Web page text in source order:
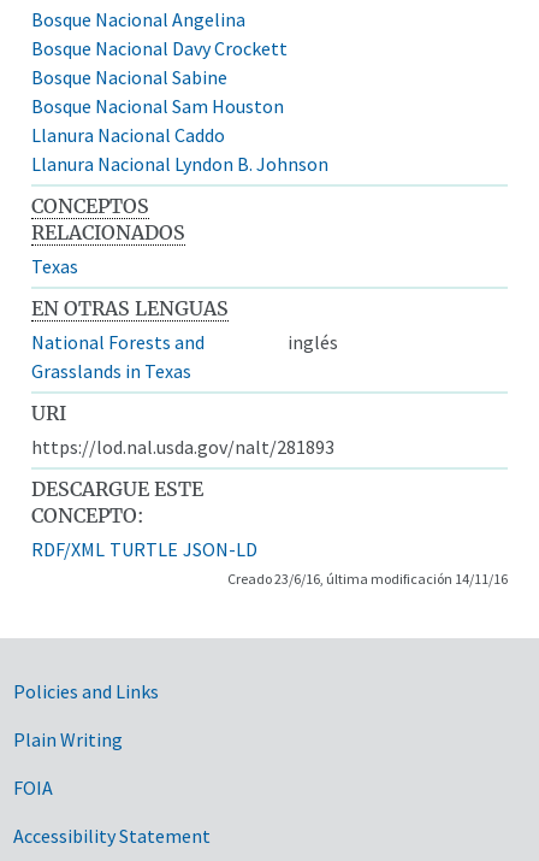
Bosque Nacional Angelina
Bosque Nacional Davy Crockett
Bosque Nacional Sabine
Bosque Nacional Sam Houston
Llanura Nacional Caddo
Llanura Nacional Lyndon B. Johnson
CONCEPTOS
RELACIONADOS
Texas
EN OTRAS LENGUAS
National Forests and
Grasslands in Texas
inglés
URI
https://lod.nal.usda.gov/nalt/281893
DESCARGUE ESTE
CONCEPTO:
RDF/XML TURTLE JSON-LD
Creado 23/6/16, última modificación 14/11/16
Government Links
Policies and Links
Plain Writing
FOIA
Accessibility Statement